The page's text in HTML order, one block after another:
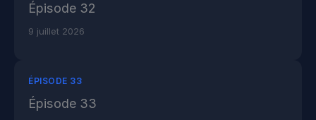
Épisode 32
9 juillet 2026
ÉPISODE 33
Épisode 33